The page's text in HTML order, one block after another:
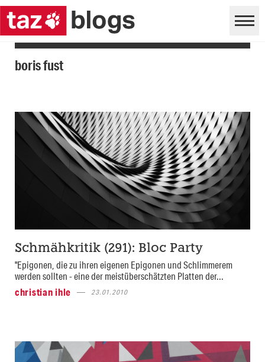
boris fust
Schmähkritik (291): Bloc Party
"Epigonen, die zu ihren eigenen Epigonen und Schlimmerem
werden sollten - eine der meistüberschätzten Platten der...
christian ihle
23.01.2010